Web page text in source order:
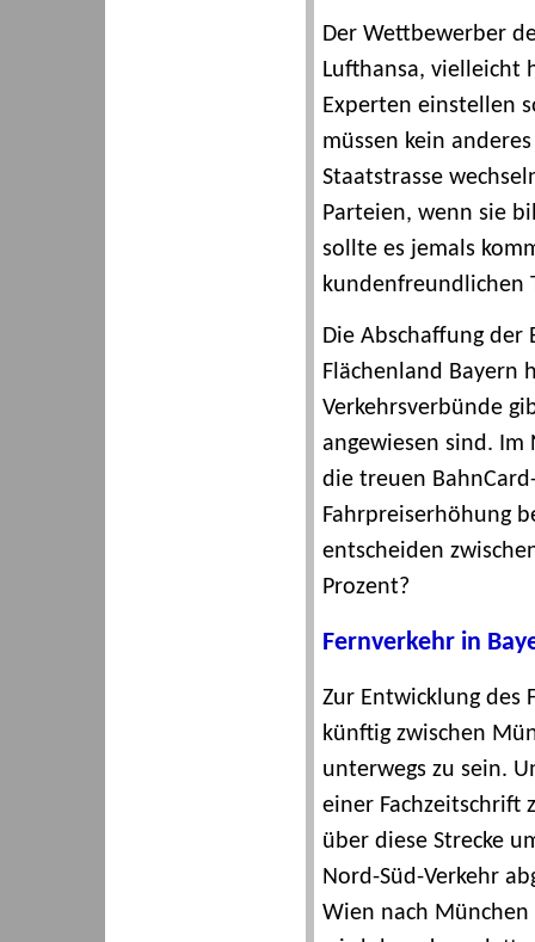
Der Wettbewerber
Lufthansa, vielleicht
Experten einstellen
müssen kein
Staatstrasse
Parteien, wenn sie
sollte es jemals
kundenfreundlichen
Die Abschaffung der
Flächenland Bayern
Verkehrsverbünde
angewiesen sind. Im
die treuen
Fahrpreiserhöhung
entscheiden
Prozent?
Fernverkehr in
Zur Entwicklung des
künftig zwischen
unterwegs zu sein.
einer Fachzeitschrift
über diese Strecke
Nord-Süd-Verkehr
Wien nach